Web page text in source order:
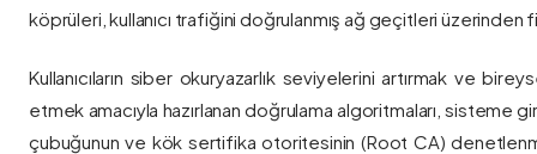
köprüleri, kullanıcı trafiğini doğrulanmış ağ geçitleri üzerinden
Kullanıcıların siber okuryazarlık seviyelerini artırmak ve
etmek amacıyla hazırlanan doğrulama algoritmaları, sisteme
çubuğunun ve kök sertifika otoritesinin (Root CA)